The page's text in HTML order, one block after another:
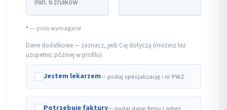
*— pola wymagane
Dane dodatkowe — zaznacz, jeśli Cię dotyczą (możesz też
uzupełnić później w profilu).
Jestem lekarzem— podaj specjalizację i nr PWZ
Potrzebuję faktury